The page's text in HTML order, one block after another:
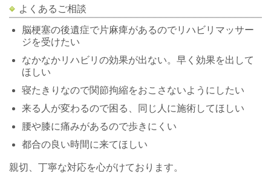
よくあるご相談
脳梗塞の後遺症で片麻痺があるのでリハビリマッサー
ジを受けたい
なかなかリハビリの効果が出ない。早く効果を出して
ほしい
寝たきりなので関節拘縮をおこさないようにしたい
来る人が変わるので困る、同じ人に施術してほしい
腰や膝に痛みがあるので歩きにくい
都合の良い時間に来てほしい
親切、丁寧な対応を心がけております。